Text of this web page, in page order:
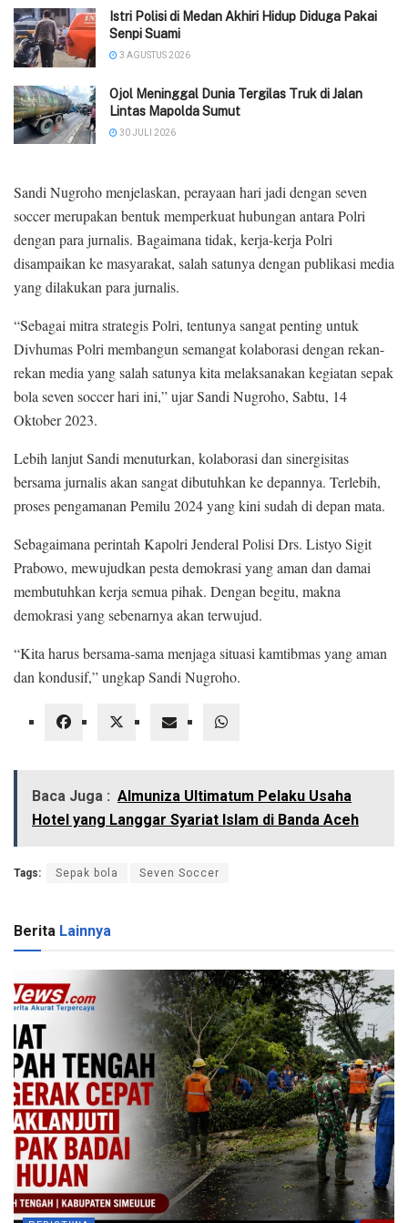
‎Istri Polisi di Medan Akhiri Hidup Diduga Pakai
Senpi Suami
3 AGUSTUS 2026
Ojol Meninggal Dunia Tergilas Truk di Jalan
Lintas Mapolda Sumut
30 JULI 2026
Sandi Nugroho menjelaskan, perayaan hari jadi dengan seven
soccer merupakan bentuk memperkuat hubungan antara Polri
dengan para jurnalis. Bagaimana tidak, kerja-kerja Polri
disampaikan ke masyarakat, salah satunya dengan publikasi media
yang dilakukan para jurnalis.
“Sebagai mitra strategis Polri, tentunya sangat penting untuk
Divhumas Polri membangun semangat kolaborasi dengan rekan-
rekan media yang salah satunya kita melaksanakan kegiatan sepak
bola seven soccer hari ini,” ujar Sandi Nugroho, Sabtu, 14
Oktober 2023.
Lebih lanjut Sandi menuturkan, kolaborasi dan sinergisitas
bersama jurnalis akan sangat dibutuhkan ke depannya. Terlebih,
proses pengamanan Pemilu 2024 yang kini sudah di depan mata.
Sebagaimana perintah Kapolri Jenderal Polisi Drs. Listyo Sigit
Prabowo, mewujudkan pesta demokrasi yang aman dan damai
membutuhkan kerja semua pihak. Dengan begitu, makna
demokrasi yang sebenarnya akan terwujud.
“Kita harus bersama-sama menjaga situasi kamtibmas yang aman
dan kondusif,” ungkap Sandi Nugroho.
Baca Juga : Almuniza Ultimatum Pelaku Usaha
Hotel yang Langgar Syariat Islam di Banda Aceh
Tags: Sepak bola Seven Soccer
Berita Lainnya